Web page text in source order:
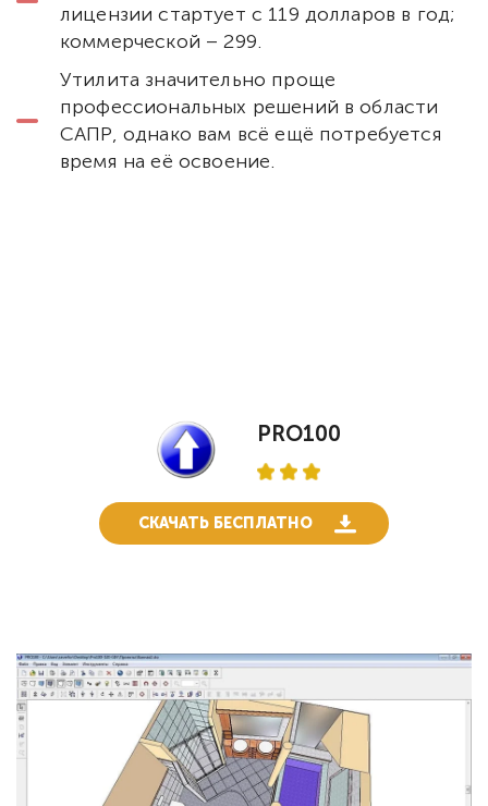
лицензии стартует с 119 долларов в год;
коммерческой – 299.
Утилита значительно проще
профессиональных решений в области
САПР, однако вам всё ещё потребуется
время на её освоение.
PRO100
СКАЧАТЬ БЕСПЛАТНО